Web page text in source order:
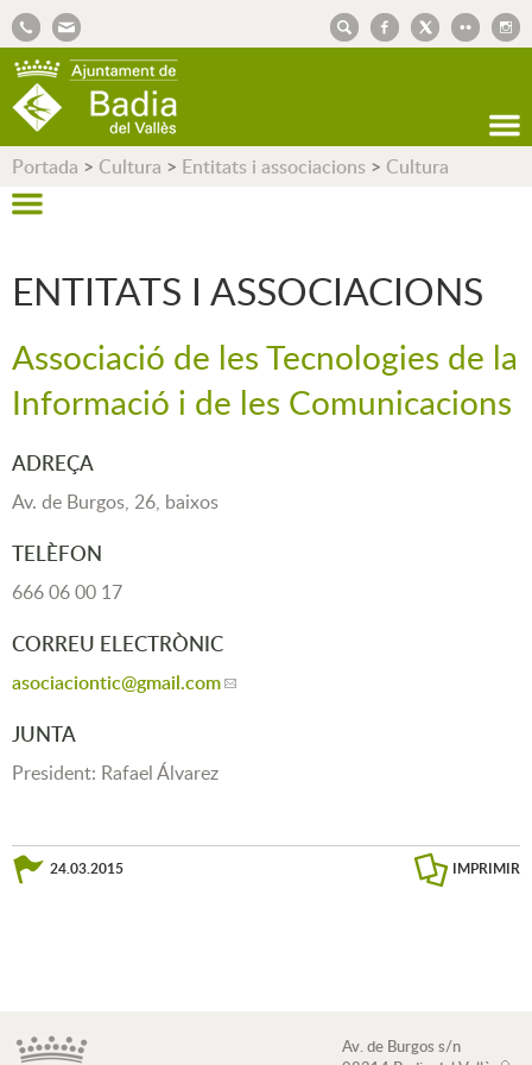
Portada > Cultura > Entitats i associacions > Cultura
ENTITATS I ASSOCIACIONS
Associació de les Tecnologies de la
Informació i de les Comunicacions
ADREÇA
Av. de Burgos, 26, baixos
TELÈFON
666 06 00 17
CORREU ELECTRÒNIC
asociaciontic@gmail.com
JUNTA
President: Rafael Álvarez
24.03.2015 IMPRIMIR
Av. de Burgos s/n